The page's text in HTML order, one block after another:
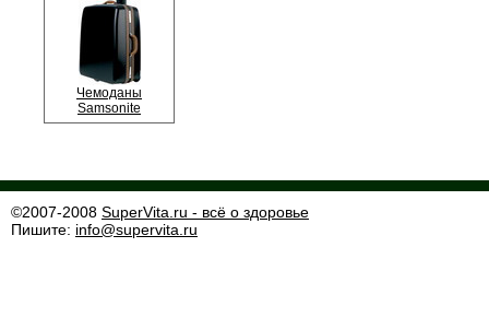
Чемоданы
Samsonite
©2007-2008 SuperVita.ru - всё о здоровье
Пишите: info@supervita.ru